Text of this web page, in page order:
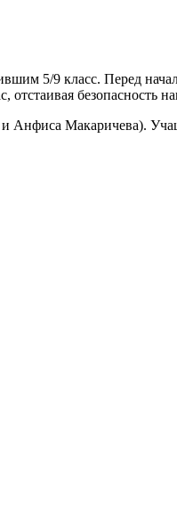
5/9 класс. Перед
отстаивая безопасность
Макаричева).